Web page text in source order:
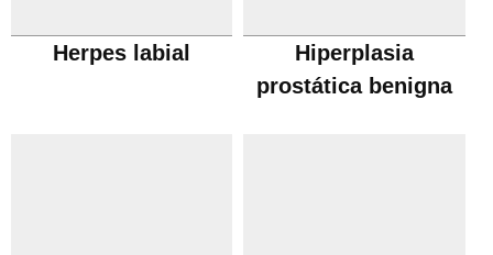
Herpes labial
Hiperplasia
prostática benigna